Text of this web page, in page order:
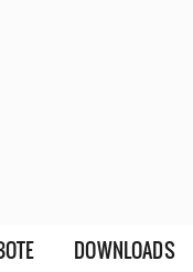
DOWNLOADS